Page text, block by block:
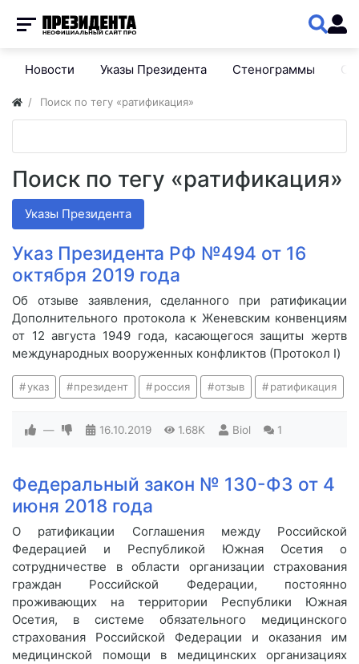
Новости Указы Президента Стенограммы
Поиск по тегу «ратификация»
Поиск по тегу «ратификация»
Указы Президента
Указ Президента РФ №494 от 16
октября 2019 года
Об отзыве заявления, сделанного при ратификации
Дополнительного протокола к Женевским конвенциям
от 12 августа 1949 года, касающегося защиты жертв
международных вооруженных конфликтов (Протокол I)
указ президент россия отзыв ратификация
— 16.10.2019 1.68K Biol 1
Федеральный закон № 130-ФЗ от 4
июня 2018 года
О ратификации Соглашения между Российской
Федерацией и Республикой Южная Осетия о
сотрудничестве в области организации страхования
граждан Российской Федерации, постоянно
проживающих на территории Республики Южная
Осетия, в системе обязательного медицинского
страхования Российской Федерации и оказания им
медицинской помощи в медицинских организациях